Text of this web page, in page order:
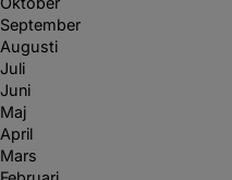
September
Augusti
Juli
Juni
Maj
April
Mars